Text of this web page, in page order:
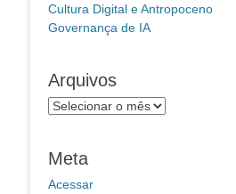
Cultura Digital e Antropoceno
Governança de IA
Arquivos
Arquivos
Meta
Acessar